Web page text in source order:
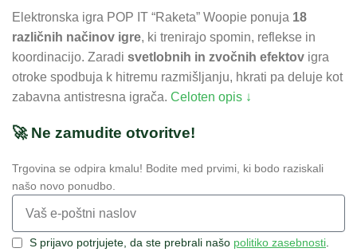
Elektronska igra POP IT “Raketa” Woopie ponuja 18
različnih načinov igre, ki trenirajo spomin, reflekse in
koordinacijo. Zaradi svetlobnih in zvočnih efektov igra
otroke spodbuja k hitremu razmišljanju, hkrati pa deluje kot
zabavna antistresna igrača. Celoten opis ↓
🚀 Ne zamudite otvoritve!
Trgovina se odpira kmalu! Bodite med prvimi, ki bodo raziskali
našo novo ponudbo.
S prijavo potrjujete, da ste prebrali našo politiko zasebnosti.